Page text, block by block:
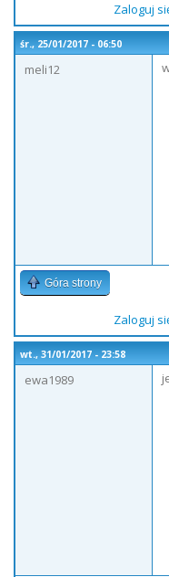
Zaloguj
śr., 25/01/2017 - 06:50
meli12
Góra strony
Zaloguj
wt., 31/01/2017 - 23:58
ewa1989